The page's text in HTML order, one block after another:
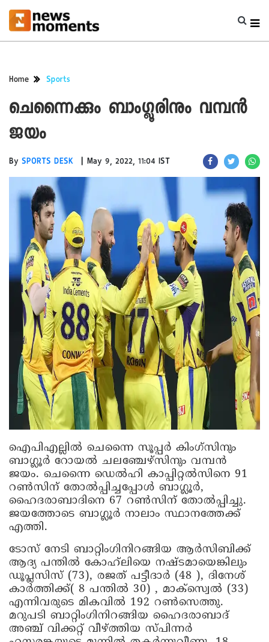
Home Sports
ചെന്നൈക്കും ബാം​ഗ്ലൂരിനും വമ്പൻ
ജയം‌
By SPORTS DESK | May 9, 2022, 11:04 IST
ഐപിഎല്ലിൽ ചെന്നൈ സൂപ്പർ കിം​ഗ്സിനും
ബാ​ഗ്ലൂർ റോയൽ ചലഞ്ചേഴ്സിനും വമ്പൻ
ജയം. ചെന്നൈ ഡെൽഹി കാപ്പിറ്റൽസിനെ 91
റൺസിന് തോൽപ്പിച്ചപ്പോൾ ബാ​ഗ്ലൂർ,
ഹൈദരാബാദിനെ 67 റൺസിന് തോൽപ്പിച്ചു.
ജയത്തോടെ ബാ​ഗ്ലൂർ നാലാം സ്ഥാനത്തേക്ക്
എത്തി.
ടോസ് നേടി ബാറ്റിം​ഗിനിറങ്ങിയ ആർസിബിക്ക്
ആദ്യ പന്തിൽ കോഹ്‍ലിയെ നഷ്ടമായെങ്കിലും
ഡൂപ്ലസിസ് (73), രജത് പട്ടീദാർ (48 ), ദിനേശ്
കാർത്തിക്ക്( 8 പന്തിൽ 30) , മാക്സ്വെൽ (33)
എന്നിവരുടെ മികവിൽ 192 റൺസെ‌ത്തു.
മറുപടി ബാറ്റിം​ഗിനിറങ്ങിയ ഹൈദരാബാദ്
അഞ്ച് വിക്കറ്റ് വീഴ്ത്തിയ സ്പിന്നർ